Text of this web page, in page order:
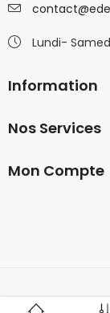
Lundi-
Information
Nos Services
Mon Compte
©